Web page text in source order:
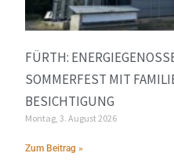
FÜRTH:
SOMMERFEST MIT
BESICHTIGUNG
Montag, 3. August 2026
Zum Beitrag »